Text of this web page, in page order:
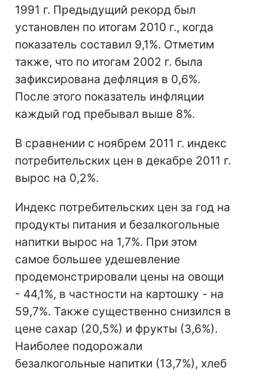
1991 г. Предыдущий рекорд был
установлен по итогам 2010 г., когда
показатель составил 9,1%. Отметим
также, что по итогам 2002 г. была
зафиксирована дефляция в 0,6%.
После этого показатель инфляции
каждый год пребывал выше 8%.
В сравнении с ноябрем 2011 г. индекс
потребительских цен в декабре 2011 г.
вырос на 0,2%.
Индекс потребительских цен за год на
продукты питания и безалкогольные
напитки вырос на 1,7%. При этом
самое большее удешевление
продемонстрировали цены на овощи
- 44,1%, в частности на картошку - на
59,7%. Также существенно снизился в
цене сахар (20,5%) и фрукты (3,6%).
Наиболее подорожали
безалкогольные напитки (13,7%), хлеб